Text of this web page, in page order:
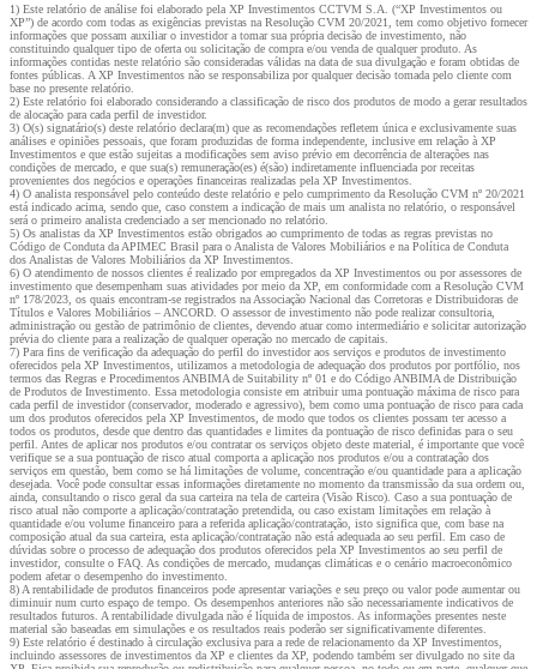
1) Este relatório de análise foi elaborado pela XP Investimentos CCTVM S.A. (“XP Investimentos ou
XP”) de acordo com todas as exigências previstas na Resolução CVM 20/2021, tem como objetivo fornecer
informações que possam auxiliar o investidor a tomar sua própria decisão de investimento, não
constituindo qualquer tipo de oferta ou solicitação de compra e/ou venda de qualquer produto. As
informações contidas neste relatório são consideradas válidas na data de sua divulgação e foram obtidas de
fontes públicas. A XP Investimentos não se responsabiliza por qualquer decisão tomada pelo cliente com
base no presente relatório.
2) Este relatório foi elaborado considerando a classificação de risco dos produtos de modo a gerar resultados
de alocação para cada perfil de investidor.
3) O(s) signatário(s) deste relatório declara(m) que as recomendações refletem única e exclusivamente suas
análises e opiniões pessoais, que foram produzidas de forma independente, inclusive em relação à XP
Investimentos e que estão sujeitas a modificações sem aviso prévio em decorrência de alterações nas
condições de mercado, e que sua(s) remuneração(es) é(são) indiretamente influenciada por receitas
provenientes dos negócios e operações financeiras realizadas pela XP Investimentos.
4) O analista responsável pelo conteúdo deste relatório e pelo cumprimento da Resolução CVM nº 20/2021
está indicado acima, sendo que, caso constem a indicação de mais um analista no relatório, o responsável
será o primeiro analista credenciado a ser mencionado no relatório.
5) Os analistas da XP Investimentos estão obrigados ao cumprimento de todas as regras previstas no
Código de Conduta da APIMEC Brasil para o Analista de Valores Mobiliários e na Política de Conduta
dos Analistas de Valores Mobiliários da XP Investimentos.
6) O atendimento de nossos clientes é realizado por empregados da XP Investimentos ou por assessores de
investimento que desempenham suas atividades por meio da XP, em conformidade com a Resolução CVM
nº 178/2023, os quais encontram-se registrados na Associação Nacional das Corretoras e Distribuidoras de
Títulos e Valores Mobiliários – ANCORD. O assessor de investimento não pode realizar consultoria,
administração ou gestão de patrimônio de clientes, devendo atuar como intermediário e solicitar autorização
prévia do cliente para a realização de qualquer operação no mercado de capitais.
7) Para fins de verificação da adequação do perfil do investidor aos serviços e produtos de investimento
oferecidos pela XP Investimentos, utilizamos a metodologia de adequação dos produtos por portfólio, nos
termos das Regras e Procedimentos ANBIMA de Suitability nº 01 e do Código ANBIMA de Distribuição
de Produtos de Investimento. Essa metodologia consiste em atribuir uma pontuação máxima de risco para
cada perfil de investidor (conservador, moderado e agressivo), bem como uma pontuação de risco para cada
um dos produtos oferecidos pela XP Investimentos, de modo que todos os clientes possam ter acesso a
todos os produtos, desde que dentro das quantidades e limites da pontuação de risco definidas para o seu
perfil. Antes de aplicar nos produtos e/ou contratar os serviços objeto deste material, é importante que você
verifique se a sua pontuação de risco atual comporta a aplicação nos produtos e/ou a contratação dos
serviços em questão, bem como se há limitações de volume, concentração e/ou quantidade para a aplicação
desejada. Você pode consultar essas informações diretamente no momento da transmissão da sua ordem ou,
ainda, consultando o risco geral da sua carteira na tela de carteira (Visão Risco). Caso a sua pontuação de
risco atual não comporte a aplicação/contratação pretendida, ou caso existam limitações em relação à
quantidade e/ou volume financeiro para a referida aplicação/contratação, isto significa que, com base na
composição atual da sua carteira, esta aplicação/contratação não está adequada ao seu perfil. Em caso de
dúvidas sobre o processo de adequação dos produtos oferecidos pela XP Investimentos ao seu perfil de
investidor, consulte o FAQ. As condições de mercado, mudanças climáticas e o cenário macroeconômico
podem afetar o desempenho do investimento.
8) A rentabilidade de produtos financeiros pode apresentar variações e seu preço ou valor pode aumentar ou
diminuir num curto espaço de tempo. Os desempenhos anteriores não são necessariamente indicativos de
resultados futuros. A rentabilidade divulgada não é líquida de impostos. As informações presentes neste
material são baseadas em simulações e os resultados reais poderão ser significativamente diferentes.
9) Este relatório é destinado à circulação exclusiva para a rede de relacionamento da XP Investimentos,
incluindo assessores de investimentos da XP e clientes da XP, podendo também ser divulgado no site da